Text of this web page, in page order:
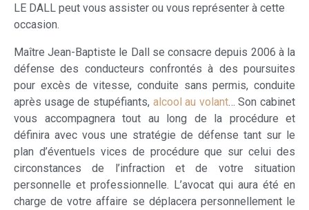
LE DALL peut vous assister ou vous représenter à cette
occasion.
Maître Jean-Baptiste le Dall se consacre depuis 2006 à la
défense des conducteurs confrontés à des poursuites
pour excès de vitesse, conduite sans permis, conduite
après usage de stupéfiants, alcool au volant… Son cabinet
vous accompagnera tout au long de la procédure et
définira avec vous une stratégie de défense tant sur le
plan d’éventuels vices de procédure que sur celui des
circonstances de l’infraction et de votre situation
personnelle et professionnelle. L’avocat qui aura été en
charge de votre affaire se déplacera personnellement le